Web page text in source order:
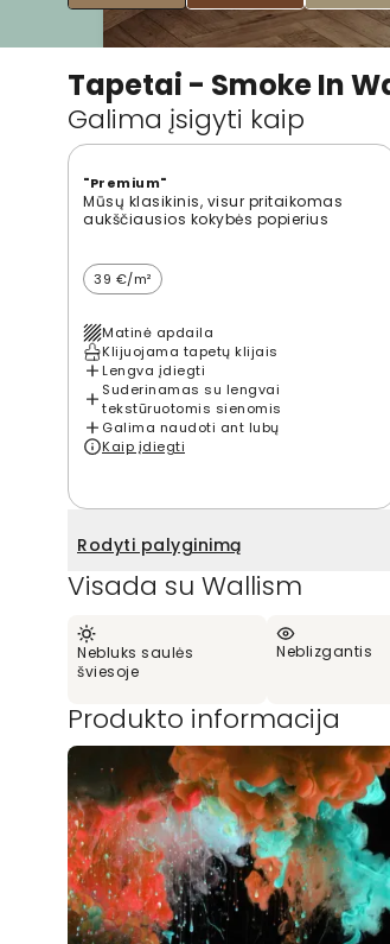
Tapetai - Smoke In
Galima įsigyti kaip
"Premium"
Mūsų klasikinis, visur pritaikomas
aukščiausios kokybės popierius
39 €/m²
Matinė apdaila
Klijuojama tapetų klijais
Lengva įdiegti
Suderinamas su lengvai
tekstūruotomis sienomis
Galima naudoti ant lubų
Kaip įdiegti
Rodyti palyginimą
Visada su Wallism
Nebluks saulės
šviesoje
Neblizgantis
Produkto informacija